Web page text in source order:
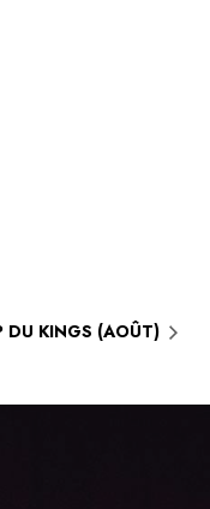
DU KINGS (AOÛT)